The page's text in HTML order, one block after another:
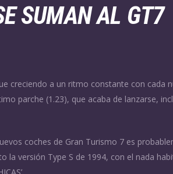
SUMAN AL GT7
creciendo a un ritmo constante con cada
parche (1.23), que acaba de lanzarse,
coches de Gran Turismo 7 es
la versión Type S de 1994, con el nada